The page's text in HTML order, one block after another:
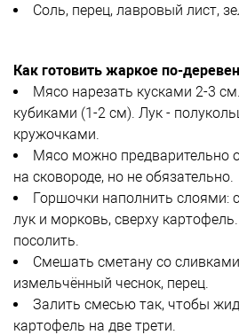
Соль, перец, лавровый лист,
Как готовить жаркое по-
Мясо нарезать кусками 2-3
кубиками (1-2 см). Лук -
кружочками.
Мясо можно предварительно
на сковороде, но не обязательно.
Горшочки наполнить слоями:
лук и морковь, сверху
посолить.
Смешать сметану со
измельчённый чеснок, перец.
Залить смесью так, чтобы
картофель на две трети.